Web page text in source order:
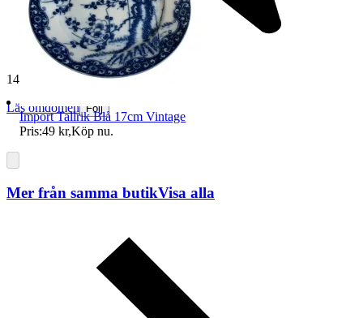
140 439 omdömen
Läs omdömen Följ
Import Tallrik Blå 17cm Vintage
Pris:49 kr,Köp nu.
Mer från samma butikVisa alla